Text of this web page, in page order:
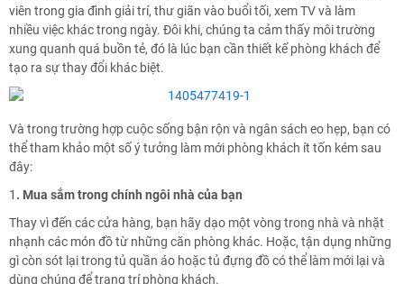
viên trong gia đình giải trí, thư giãn vào buổi tối, xem TV và làm
nhiều việc khác trong ngày. Đôi khi, chúng ta cảm thấy môi trường
xung quanh quá buồn tẻ, đó là lúc bạn cần thiết kế phòng khách để
tạo ra sự thay đổi khác biệt.
Và trong trường hợp cuộc sống bận rộn và ngân sách eo hẹp, bạn có
thể tham khảo một số ý tưởng làm mới phòng khách ít tốn kém sau
đây:
1 . Mua sắm trong chính ngôi nhà của bạn
Thay vì đến các cửa hàng, bạn hãy dạo một vòng trong nhà và nhặt
nhạnh các món đồ từ những căn phòng khác. Hoặc, tận dụng những
gì còn sót lại trong tủ quần áo hoặc tủ đựng đồ có thể làm mới lại và
dùng chúng để trang trí phòng khách.